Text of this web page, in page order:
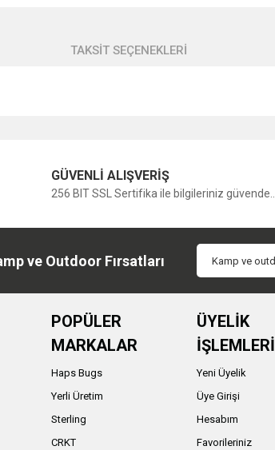
TAKSİT SEÇENEKLERİ
Bu ürüne ilk yorumu siz yapın!
GÜVENLİ ALIŞVERİŞ
256 BIT SSL Sertifika ile bilgileriniz güvende...
ve Outdoor Fırsatları
POPÜLER
MARKALAR
Haps Bugs
Yerli Üretim
Sterling
CRKT
ÜYELİK
İŞLEMLERİ
Yeni Üyelik
Üye Girişi
Hesabım
Favorileriniz